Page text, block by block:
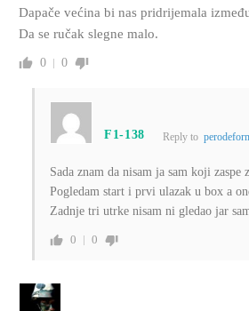
Dapače većina bi nas pridrijemala
Da se ručak slegne malo.
0 0
F1-138 Reply to
Sada znam da nisam ja sam koji zaspe
Pogledam start i prvi ulazak u box a
Zadnje tri utrke nisam ni gledao jar
0 0